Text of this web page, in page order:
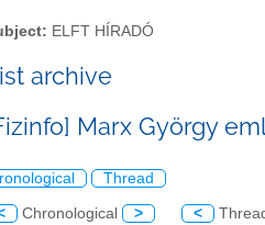
ELFT HÍRADÓ
archive
Marx György
Thread
Chronological > <